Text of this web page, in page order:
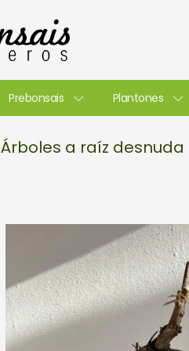
Prebonsais Plantones
Árboles a raíz desnuda